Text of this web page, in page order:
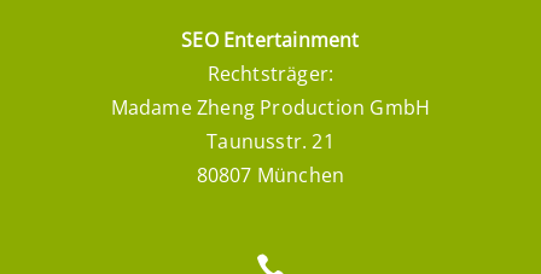
SEO Entertainment
Rechtsträger:
Madame Zheng Production GmbH
Taunusstr. 21
80807 München